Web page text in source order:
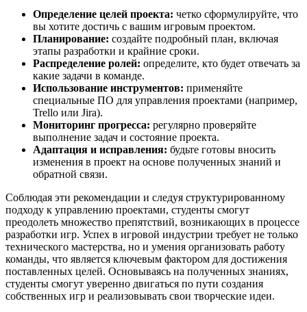
Определение целей проекта: четко сформулируйте, что
вы хотите достичь с вашим игровым проектом.
Планирование: создайте подробный план, включая
этапы разработки и крайние сроки.
Распределение ролей: определите, кто будет отвечать за
какие задачи в команде.
Использование инструментов: применяйте
специальные ПО для управления проектами (например,
Trello или Jira).
Мониторинг прогресса: регулярно проверяйте
выполнение задач и состояние проекта.
Адаптация и исправления: будьте готовы вносить
изменения в проект на основе полученных знаний и
обратной связи.
Соблюдая эти рекомендации и следуя структурированному
подходу к управлению проектами, студенты смогут
преодолеть множество препятствий, возникающих в процессе
разработки игр. Успех в игровой индустрии требует не только
технического мастерства, но и умения организовать работу
команды, что является ключевым фактором для достижения
поставленных целей. Основываясь на полученных знаниях,
студенты смогут уверенно двигаться по пути создания
собственных игр и реализовывать свои творческие идеи.